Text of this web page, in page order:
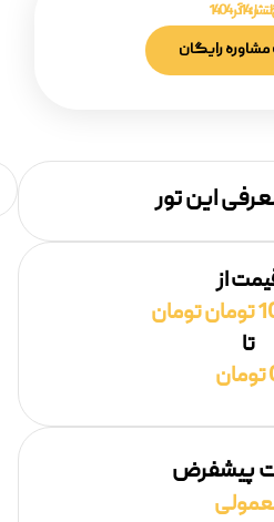
رایگان
این تور